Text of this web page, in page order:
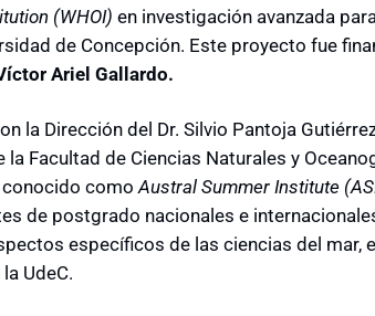
(WHOI) en investigación avanzada
de Concepción. Este proyecto fue
Ariel Gallardo.
la Dirección del Dr. Silvio Pantoja
la Facultad de Ciencias Naturales y
conocido comoAustral Summer Institute
de postgrado nacionales e
específicos de las ciencias del mar,
UdeC.